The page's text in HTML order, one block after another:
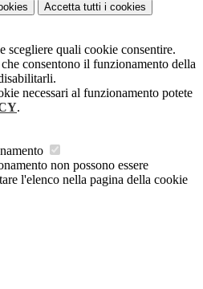
Accetta tutti i cookies
scegliere quali cookie consentire.
consentono il funzionamento della
necessari al funzionamento potete
.
non possono essere
l'elenco nella pagina della cookie